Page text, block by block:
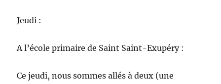
Jeudi :
A l’école primaire de Saint Saint-Exupéry :
Ce jeudi, nous sommes allés à deux (une